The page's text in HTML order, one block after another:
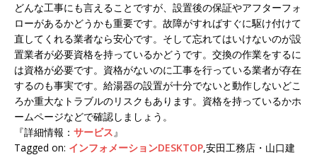
どんな工事にも言えることですが、設置後の保証やアフターフォ
ローがあるかどうかも重要です。故障がすればすぐに駆け付けて
直してくれる業者なら安心です。そして忘れてはいけないのが設
置業者が必要資格を持っているかどうです。交換の作業をするに
は資格が必要です。資格がないのに工事を行っている業者が存在
するのも事実です。給湯器の設置が十分でないと動作しないどこ
ろか重大なトラブルのリスクもあります。資格を持っているかホ
ームページなどで確認しましょう。
『詳細情報： サービス』
Tagged on: インフォメーションDESKTOP,安田工務店・山口建